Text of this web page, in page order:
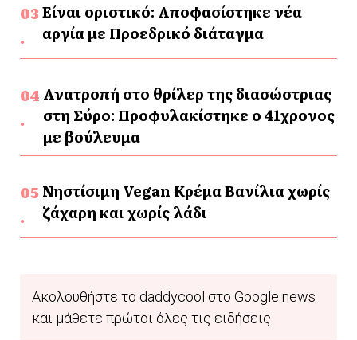
Είναι οριστικό: Αποφασίστηκε νέα
αργία με Προεδρικό διάταγμα
Ανατροπή στο θρίλερ της διασώστριας
στη Σύρο: Προφυλακίστηκε ο 41χρονος
με βούλευμα
Νηστίσιμη Vegan Κρέμα Βανίλια χωρίς
ζάχαρη και χωρίς λάδι
Ακολουθήστε το daddycool στο Google news
και μάθετε πρώτοι όλες τις ειδήσεις